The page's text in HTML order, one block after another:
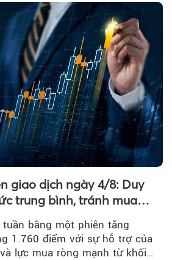
giao dịch ngày 4/8: Duy
trung bình, tránh mua
bằng một phiên tăng
1.760 điểm với sự hỗ trợ của
lực mua ròng mạnh từ khối